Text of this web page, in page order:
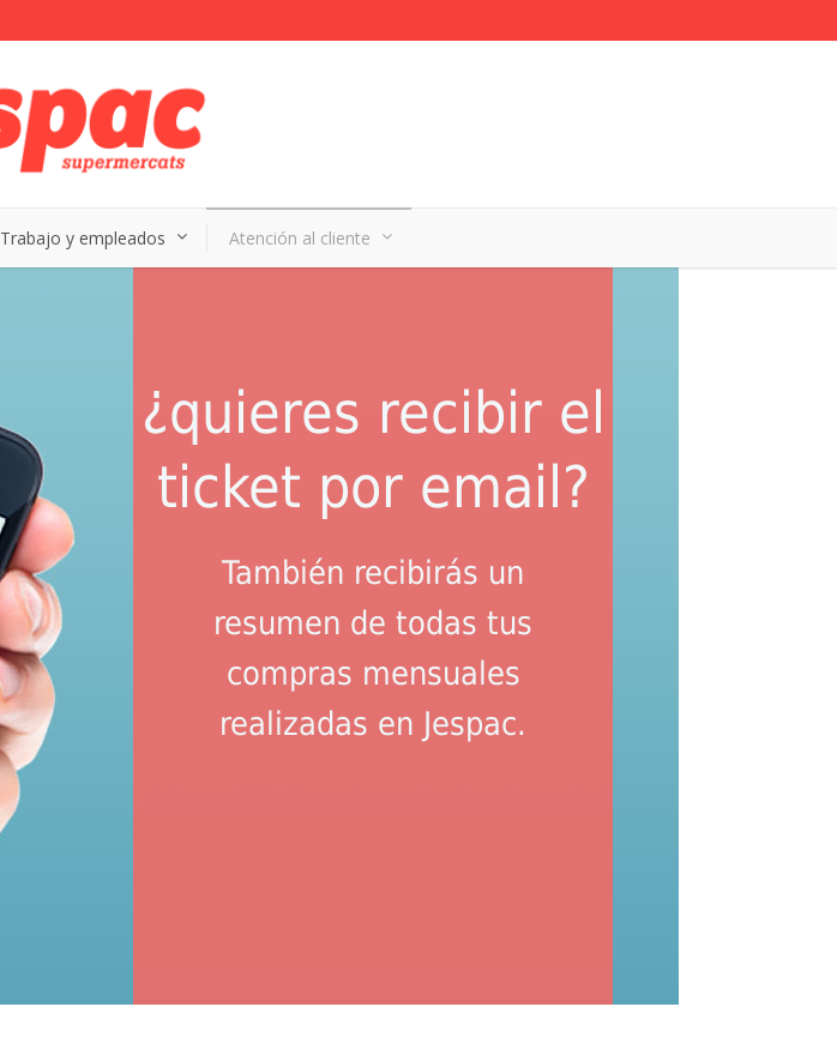
Trabajo y empleados Atención al cliente
¿quieres recibir el
ticket por email?
También recibirás un
resumen de todas tus
compras mensuales
realizadas en Jespac.